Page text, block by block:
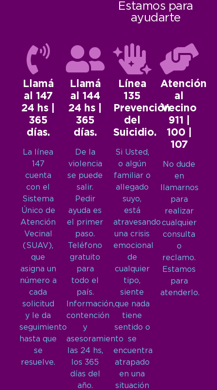
Estamos para
ayudarte
Llamá
al 147
24 hs |
365
días.
La línea
147
cuenta
con el
Sistema
Único de
Atención
Vecinal
(SUAV),
que
asigna un
número a
cada
solicitud
y le da
seguimiento
hasta que
se
resuelve.
Llamá
al 144
24 hs |
365
días.
De la
violencia
se puede
salir.
Pedir
ayuda es
el primer
paso.
Teléfono
gratuito
para
todo el
país.
Información,
contención
y
asesoramiento
las 24 hs,
los 365
días del
año.
Línea
135
Prevención
del
Suicidio.
Si Usted,
o algún
familiar o
allegado
suyo,
está
atravesando
una crisis
emocional
de
cualquier
tipo,
siente
que nada
tiene
sentido o
se
encuentra
atrapado
en una
situación
Atención
al
Vecino
911 |
100 |
107
No dude
en
llamarnos
para
realizar
cualquier
consulta
o
reclamo.
Estamos
para
atenderlo.